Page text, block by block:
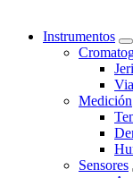
Instrumentos
Medición
Sensores